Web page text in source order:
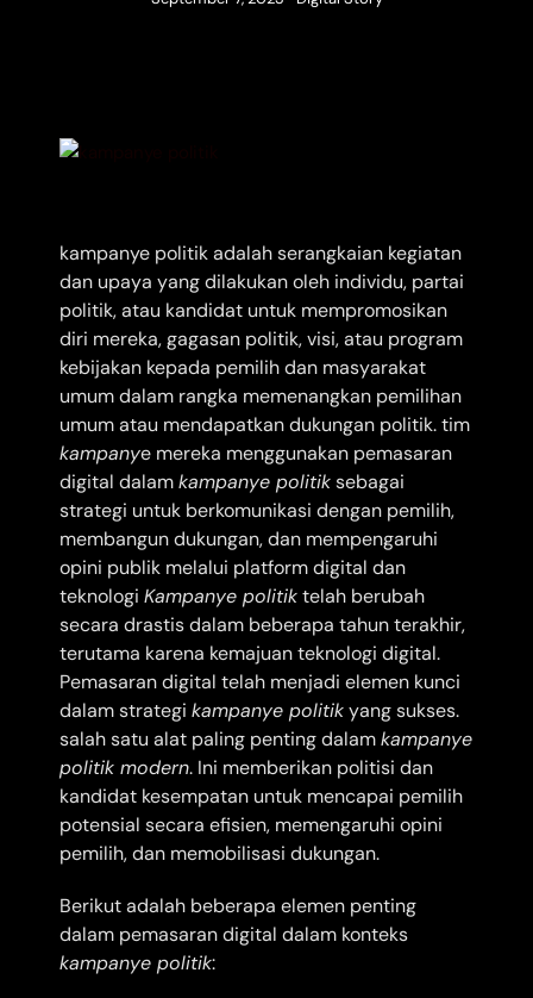
kampanye politik adalah serangkaian kegiatan
dan upaya yang dilakukan oleh individu, partai
politik, atau kandidat untuk mempromosikan
diri mereka, gagasan politik, visi, atau program
kebijakan kepada pemilih dan masyarakat
umum dalam rangka memenangkan pemilihan
umum atau mendapatkan dukungan politik. tim
kampanye mereka menggunakan pemasaran
digital dalamkampanye politiksebagai
strategi untuk berkomunikasi dengan pemilih,
membangun dukungan, dan mempengaruhi
opini publik melalui platform digital dan
teknologi Kampanye politiktelah berubah
secara drastis dalam beberapa tahun terakhir,
terutama karena kemajuan teknologi digital.
Pemasaran digital telah menjadi elemen kunci
dalam strategi kampanye politikyang sukses.
salah satu alat paling penting dalamkampanye
politik modern. Ini memberikan politisi dan
kandidat kesempatan untuk mencapai pemilih
potensial secara efisien, memengaruhi opini
pemilih, dan memobilisasi dukungan.
Berikut adalah beberapa elemen penting
dalam pemasaran digital dalam konteks
kampanye politik: